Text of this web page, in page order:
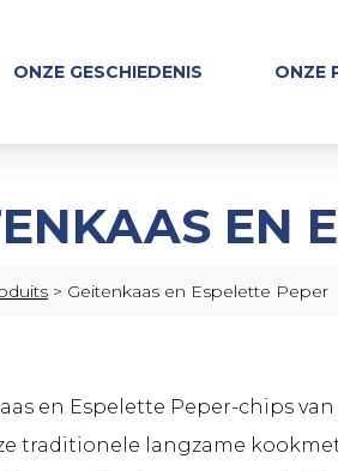
ONZE GESCHIEDENIS ONZE
EN
> Geitenkaas en Espelette Peper
en Espelette Peper-chips
traditionele langzame